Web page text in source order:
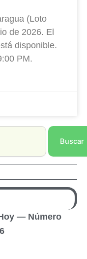
(Loto
de 2026. El
disponible.
PM.
Buscar
— Número